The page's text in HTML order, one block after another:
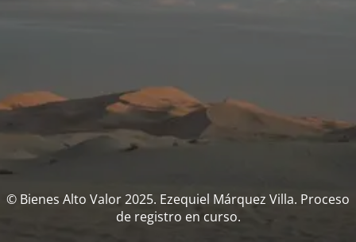
© Bienes Alto Valor 2025. Ezequiel Márquez Villa. Proceso
de registro en curso.